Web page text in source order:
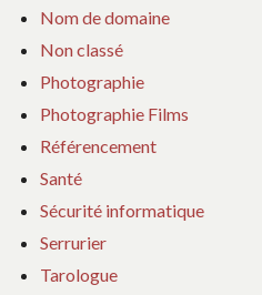
Nom de domaine
Non classé
Photographie
Photographie Films
Référencement
Santé
Sécurité informatique
Serrurier
Tarologue